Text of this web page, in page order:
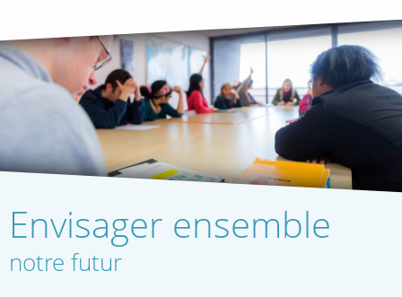
Envisager ensemble
notre futur